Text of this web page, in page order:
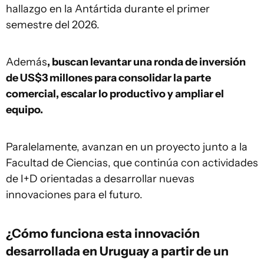
hallazgo en la Antártida durante el primer
semestre del 2026.
Además, buscan levantar una ronda de inversión
de US$3 millones para consolidar la parte
comercial, escalar lo productivo y ampliar el
equipo.
Paralelamente, avanzan en un proyecto junto a la
Facultad de Ciencias, que continúa con actividades
de I+D orientadas a desarrollar nuevas
innovaciones para el futuro.
¿Cómo funciona esta innovación
desarrollada en Uruguay a partir de un